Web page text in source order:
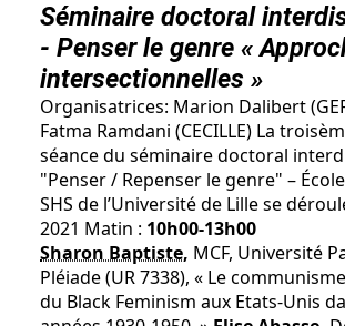
Séminaire doctoral
- Penser le genre «
intersectionnelles »
Organisatrices: Marion Dalibert
Fatma Ramdani (CECILLE) La
séance du séminaire doctoral
"Penser / Repenser le genre" –
SHS de l’Université de Lille se
2021 Matin : 10h00-13h00
Sharon Baptiste, MCF, Université
Pléiade (UR 7338), « Le
du Black Feminism aux Etats-Unis